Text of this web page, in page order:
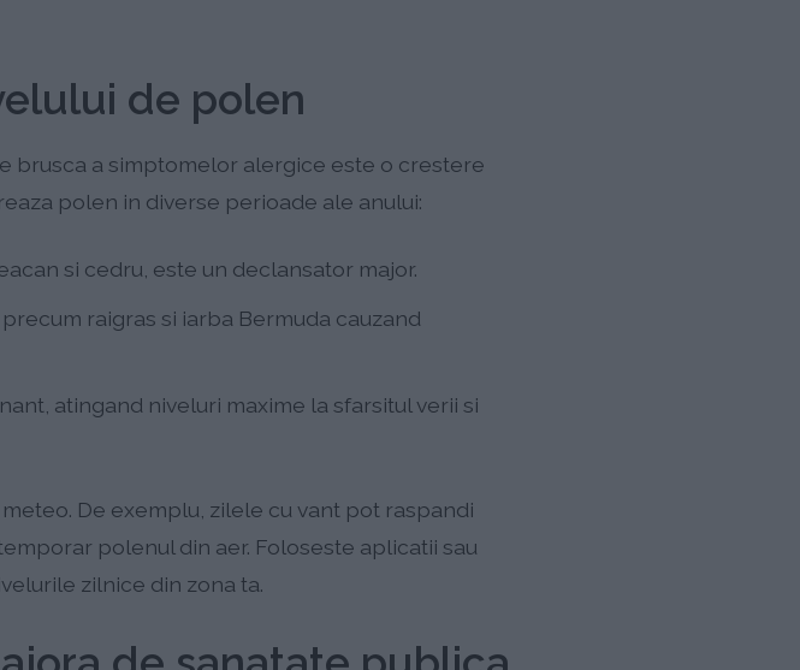
de polen
brusca a simptomelor alergice este o crestere
polen in diverse perioade ale anului:
si cedru, este un declansator major.
raigras si iarba Bermuda cauzand
atingand niveluri maxime la sfarsitul verii si
De exemplu, zilele cu vant pot raspandi
polenul din aer. Foloseste aplicatii sau
zilnice din zona ta.